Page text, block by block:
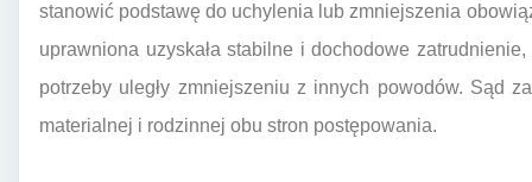
stanowić podstawę do uchylenia lub zmniejszenia
uprawniona uzyskała stabilne i dochodowe
potrzeby uległy zmniejszeniu z innych powodów. Sąd
materialnej i rodzinnej obu stron postępowania.